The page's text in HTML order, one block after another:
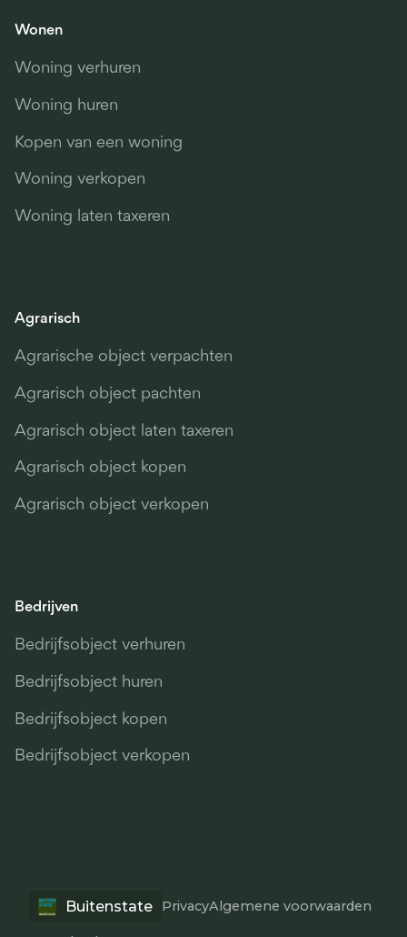
Wonen
Woning verhuren
Woning huren
Kopen van een woning
Woning verkopen
Woning laten taxeren
Agrarisch
Agrarische object verpachten
Agrarisch object pachten
Agrarisch object laten taxeren
Agrarisch object kopen
Agrarisch object verkopen
Bedrijven
Bedrijfsobject verhuren
Bedrijfsobject huren
Bedrijfsobject kopen
Bedrijfsobject verkopen
Buitenstate PrivacyAlgemene voorwaarden